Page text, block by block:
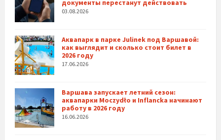
документы перестанут действовать
03.08.2026
Аквапарк в парке Julinek под Варшавой:
как выглядит и сколько стоит билет в
2026 году
17.06.2026
Варшава запускает летний сезон:
аквапарки Moczydło и Inflancka начинают
работу в 2026 году
16.06.2026